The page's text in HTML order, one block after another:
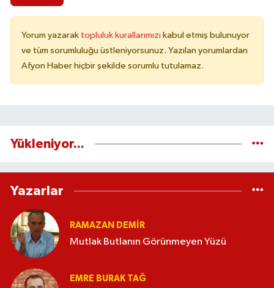
Yorum yazarak topluluk kurallarımızı kabul etmiş bulunuyor
ve tüm sorumluluğu üstleniyorsunuz. Yazılan yorumlardan
Afyon Haber hiçbir şekilde sorumlu tutulamaz.
Yükleniyor...
Yazarlar
RAMAZAN DEMİR
Mutlak Butlanın Görünmeyen Yüzü
EMRE BURAK TAĞ